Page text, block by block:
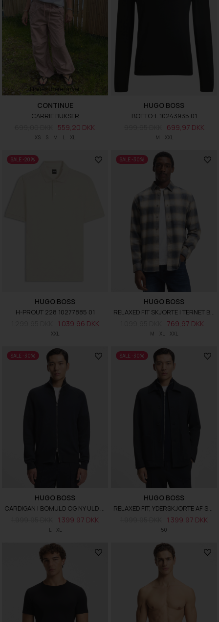
Findes i flere farver
XS S M L XL
CONTINUE
CARRIE BUKSER
559,20 DKK
M XXL
HUGO BOSS
BOTTO-L 10243935 01
699,97 DKK
SALE -20%
XXL
HUGO BOSS
H-PROUT 228 10277885 01
1.039,96 DKK
SALE -30%
M XL XXL
HUGO BOSS
RELAXED FIT SKJORTE I TERNET BOMULDSFLANNEL
769,97 DKK
SALE -30%
L XL
HUGO BOSS
CARDIGAN I BOMULD OG NY ULD MED LYNLÅS
1.399,97 DKK
SALE -30%
50
HUGO BOSS
RELAXED FIT, YDERSKJORTE AF STOF MED PERFORMANCE-STRÆK
1.399,97 DKK